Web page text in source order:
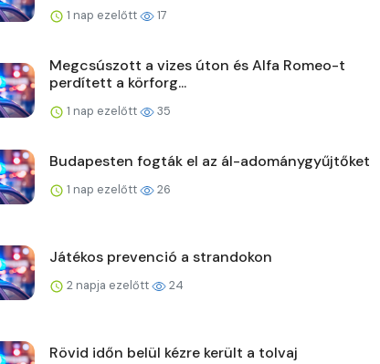
1 nap ezelőtt 17
Megcsúszott a vizes úton és Alfa Romeo-t
perdített a körforg...
1 nap ezelőtt 35
Budapesten fogták el az ál-adománygyűjtőket
1 nap ezelőtt 26
Játékos prevenció a strandokon
2 napja ezelőtt 24
Rövid időn belül kézre került a tolvaj